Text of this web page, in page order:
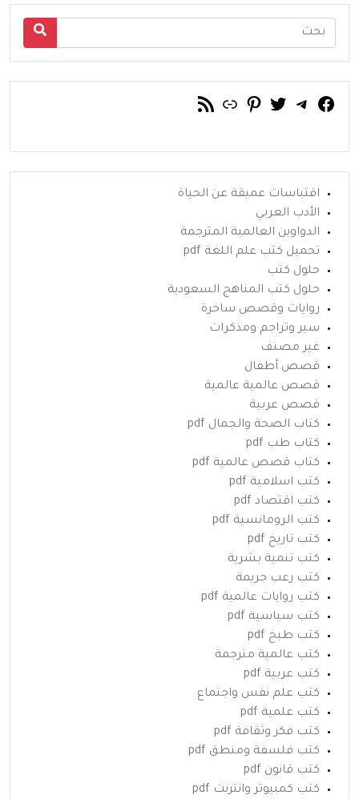
فيسبوك
تيليجرام
تويتربينتريست
رابطخلاصة RSS
اقتباسات عميقة عن الحياة
الأدب العربي
الدواوين العالمية المترجمة
تحميل كتب علم اللغة pdf
حلول كتب
حلول كتب المناهج السعودية
روايات وقصص ساخرة
سير وتراجم ومذكرات
غير مصنف
قصص أطفال
قصص عالمية عالمية
قصص عربية
كتاب الصحة والجمال pdf
كتاب طب pdf
كتاب قصص عالمية pdf
كتب اسلامية pdf
كتب اقتصاد pdf
كتب الرومانسية pdf
كتب تاريخ pdf
كتب تنمية بشرية
كتب رعب جريمة
كتب روايات عالمية pdf
كتب سياسية pdf
كتب طبخ pdf
كتب عالمية مترجمة
كتب عربية pdf
كتب علم نفس واجتماع
كتب علمية pdf
كتب فكر وثقافة pdf
كتب فلسفة ومنطق pdf
كتب قانون pdf
كتب كمبيوتر وانترنت pdf